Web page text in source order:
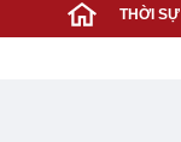
THỜI SỰ